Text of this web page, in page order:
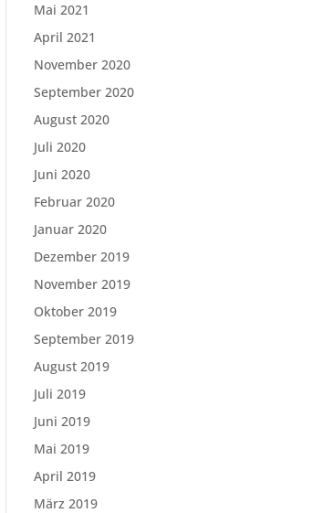
Mai 2021
April 2021
November 2020
September 2020
August 2020
Juli 2020
Juni 2020
Februar 2020
Januar 2020
Dezember 2019
November 2019
Oktober 2019
September 2019
August 2019
Juli 2019
Juni 2019
Mai 2019
April 2019
März 2019